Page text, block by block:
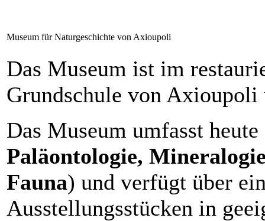
Museum für Naturgeschichte von Axioupoli
Das Museum ist im
Grundschule von Axioupoli
Das Museum umfasst
Paläontologie,
Fauna) und verfügt über
Ausstellungsstücken in